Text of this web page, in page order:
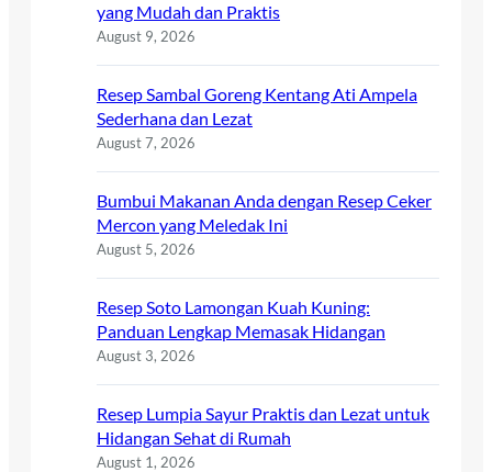
yang Mudah dan Praktis
August 9, 2026
Resep Sambal Goreng Kentang Ati Ampela
Sederhana dan Lezat
August 7, 2026
Bumbui Makanan Anda dengan Resep Ceker
Mercon yang Meledak Ini
August 5, 2026
Resep Soto Lamongan Kuah Kuning:
Panduan Lengkap Memasak Hidangan
August 3, 2026
Resep Lumpia Sayur Praktis dan Lezat untuk
Hidangan Sehat di Rumah
August 1, 2026